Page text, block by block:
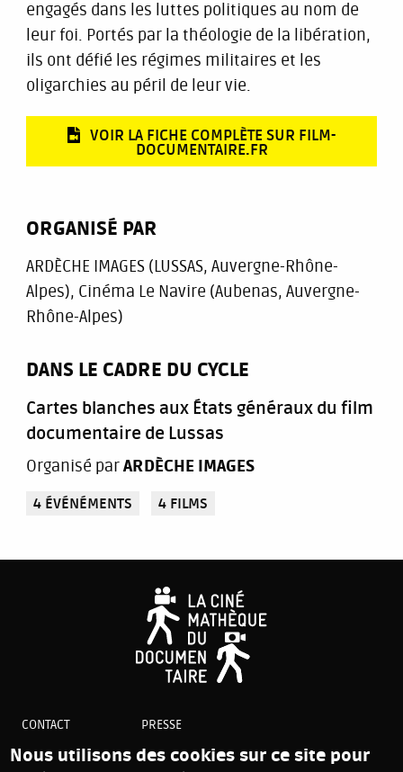
engagés dans les luttes politiques au nom de
leur foi. Portés par la théologie de la libération,
ils ont défié les régimes militaires et les
oligarchies au péril de leur vie.
VOIR LA FICHE COMPLÈTE SUR FILM-
DOCUMENTAIRE.FR
ORGANISÉ PAR
ARDÈCHE IMAGES (LUSSAS, Auvergne-Rhône-
Alpes), Cinéma Le Navire (Aubenas, Auvergne-
Rhône-Alpes)
DANS LE CADRE DU CYCLE
Cartes blanches aux États généraux du film
documentaire de Lussas
Organisé par ARDÈCHE IMAGES
4 ÉVÉNÉMENTS 4 FILMS
CONTACT
PLAN DU SITE
PRESSE
Nous utilisons des cookies sur ce site pour